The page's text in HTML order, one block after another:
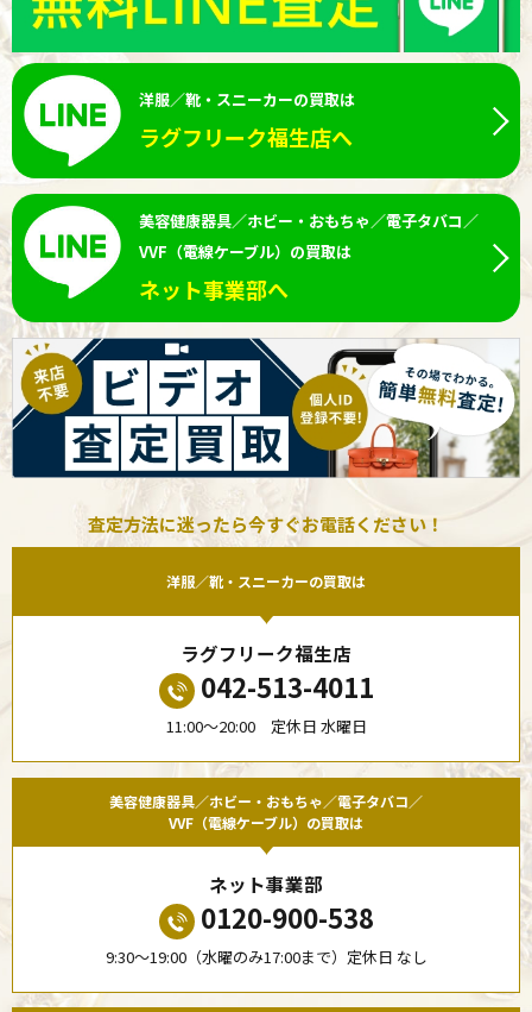
洋服／靴・スニーカーの買取は
ラグフリーク福生店へ
美容健康器具／ホビー・おもちゃ／電子タバコ／
VVF（電線ケーブル）の買取は
ネット事業部へ
査定方法に迷ったら今すぐお電話ください！
洋服／靴・スニーカーの買取は
ラグフリーク福生店
042-513-4011
11:00〜20:00 定休日 水曜日
美容健康器具／ホビー・おもちゃ／電子タバコ／
VVF（電線ケーブル）の買取は
ネット事業部
0120-900-538
9:30〜19:00（水曜のみ17:00まで）定休日 なし